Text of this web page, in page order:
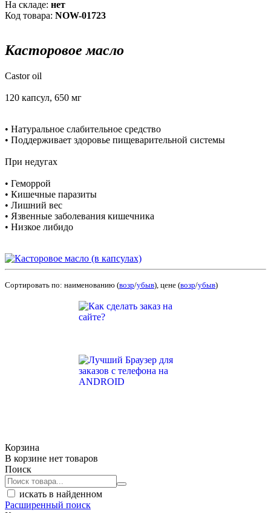
На складе: нет
Код товара: NOW-01723
Касторовое масло
Castor oil
120 капсул, 650 мг
• Натуральное слабительное средство
• Поддерживает здоровье пищеварительной системы
При недугах
• Геморрой
• Кишечные паразиты
• Лишний вес
• Язвенные заболевания кишечника
• Низкое либидо
Сортировать по: наименованию (возр/убыв), цене (возр/убыв)
Корзина
В корзине нет товаров
Поиск
искать в найденном
Расширенный поиск